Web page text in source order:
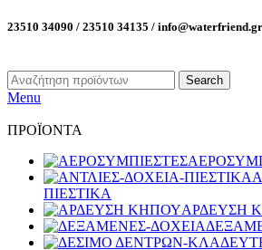
23510 34090 / 23510 34135 / info@waterfriend.gr
Search
Menu
ΠΡΟΪΟΝΤΑ
ΠΙΕΣΤΙΚΑ
ΑΡΔΕΥΣΗ